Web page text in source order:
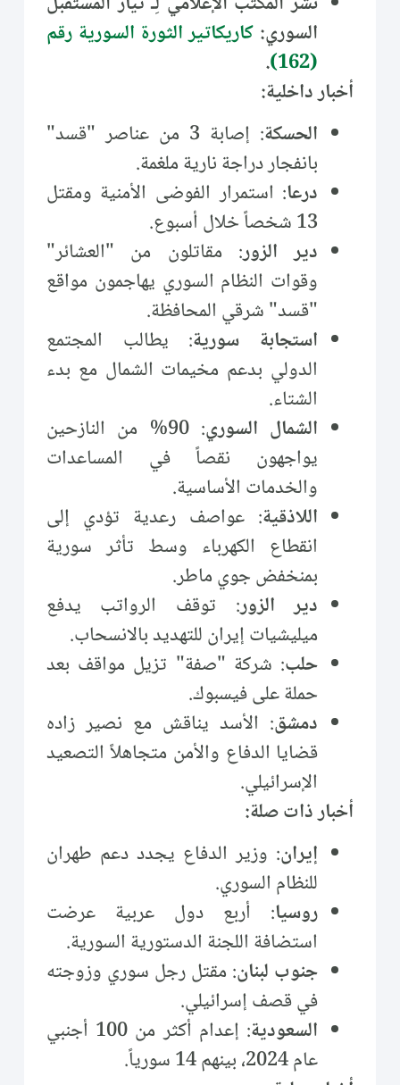
السوري: كاريكاتير الثورة السورية رقم
(162)
.
أخبار داخلية:
الحسكة
: إصابة 3 من عناصر "قسد"
بانفجار دراجة نارية ملغمة.
درعا: استمرار الفوضى الأمنية ومقتل
13 شخصاً خلال أسبوع.
دير الزور: مقاتلون من "العشائر"
وقوات النظام السوري يهاجمون مواقع
"قسد" شرقي المحافظة.
استجابة سورية: يطالب المجتمع
الدولي بدعم مخيمات الشمال مع بدء
الشتاء.
الشمال السوري
: 90% من النازحين
يواجهون نقصاً في المساعدات
والخدمات الأساسية.
اللاذقية: عواصف رعدية تؤدي إلى
انقطاع الكهرباء وسط تأثر سورية
بمنخفض جوي ماطر.
دير الزور: توقف الرواتب يدفع
ميليشيات إيران للتهديد بالانسحاب.
حلب: شركة "صفة" تزيل مواقف بعد
حملة على فيسبوك.
دمشق: الأسد يناقش مع نصير زاده
قضايا الدفاع والأمن متجاهلاً التصعيد
الإسرائيلي.
أخبار ذات صلة:
إيران: وزير الدفاع يجدد دعم طهران
للنظام السوري.
روسيا: أربع دول عربية عرضت
استضافة اللجنة الدستورية السورية.
جنوب لبنان: مقتل رجل سوري وزوجته
في قصف إسرائيلي.
السعودية
: إعدام أكثر من 100 أجنبي
عام 2024، بينهم 14 سورياً.